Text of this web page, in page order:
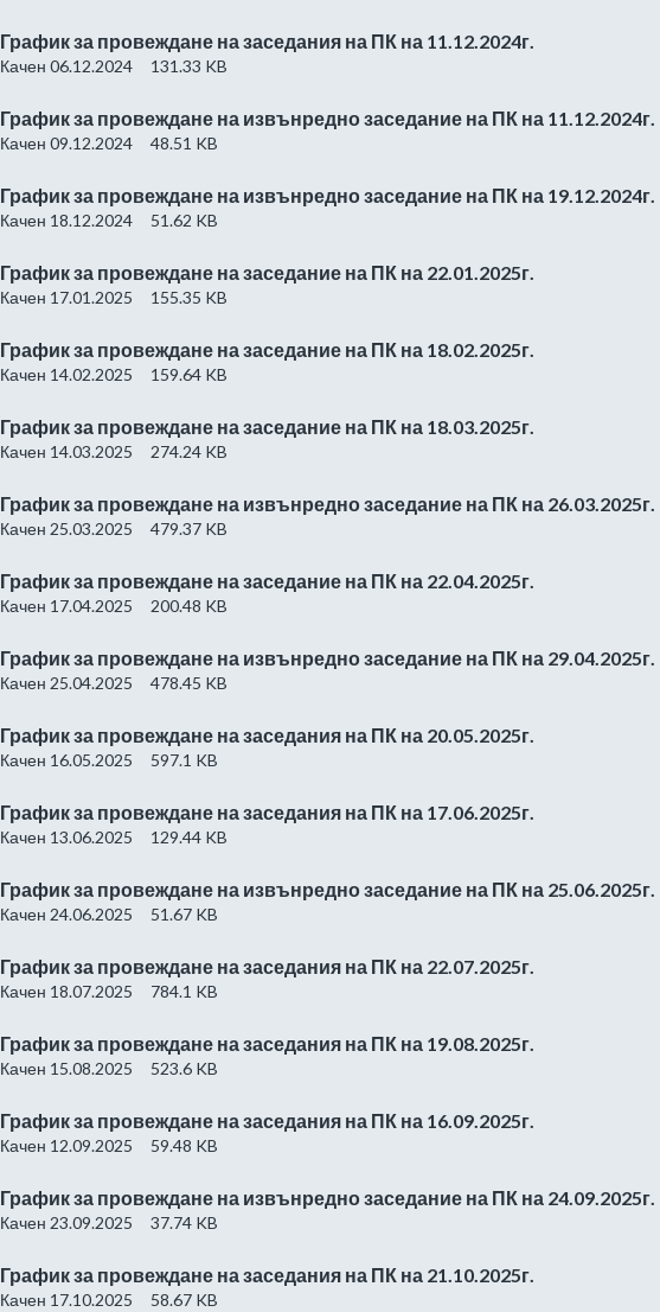
График за провеждане на заседания на ПК на 11.12.2024г.
Качен 06.12.2024 131.33 KB
График за провеждане на извънредно заседание на ПК на 11.12.2024г.
Качен 09.12.2024 48.51 KB
График за провеждане на извънредно заседание на ПК на 19.12.2024г.
Качен 18.12.2024 51.62 KB
График за провеждане на заседание на ПК на 22.01.2025г.
Качен 17.01.2025 155.35 KB
График за провеждане на заседание на ПК на 18.02.2025г.
Качен 14.02.2025 159.64 KB
График за провеждане на заседание на ПК на 18.03.2025г.
Качен 14.03.2025 274.24 KB
График за провеждане на извънредно заседание на ПК на 26.03.2025г.
Качен 25.03.2025 479.37 KB
График за провеждане на заседание на ПК на 22.04.2025г.
Качен 17.04.2025 200.48 KB
График за провеждане на извънредно заседание на ПК на 29.04.2025г.
Качен 25.04.2025 478.45 KB
График за провеждане на заседания на ПК на 20.05.2025г.
Качен 16.05.2025 597.1 KB
График за провеждане на заседания на ПК на 17.06.2025г.
Качен 13.06.2025 129.44 KB
График за провеждане на извънредно заседание на ПК на 25.06.2025г.
Качен 24.06.2025 51.67 KB
График за провеждане на заседания на ПК на 22.07.2025г.
Качен 18.07.2025 784.1 KB
График за провеждане на заседания на ПК на 19.08.2025г.
Качен 15.08.2025 523.6 KB
График за провеждане на заседания на ПК на 16.09.2025г.
Качен 12.09.2025 59.48 KB
График за провеждане на извънредно заседание на ПК на 24.09.2025г.
Качен 23.09.2025 37.74 KB
График за провеждане на заседания на ПК на 21.10.2025г.
Качен 17.10.2025 58.67 KB